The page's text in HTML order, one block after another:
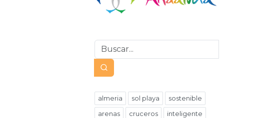
almeria sol playa
sostenible
arenas
cruceros
inteligente